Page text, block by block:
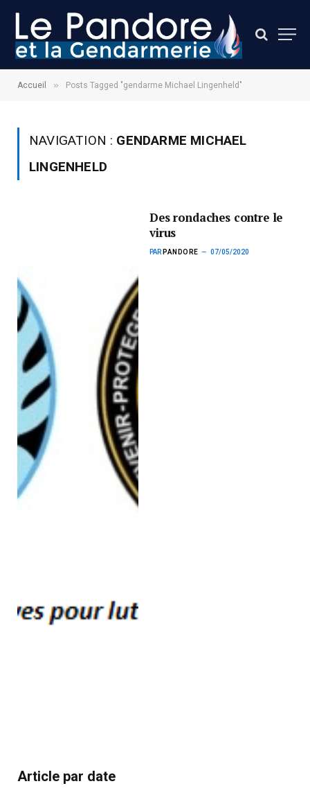
Accueil » Posts Tagged "gendarme Michael Lingenheld"
NAVIGATION : GENDARME MICHAEL
LINGENHELD
Des rondaches contre le
virus
PAR PANDORE 07/05/2020
Article par date